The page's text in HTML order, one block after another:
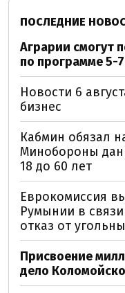
ПОСЛЕДНИЕ
Аграрии смогут
по программе 5-
Новости 6
бизнес
Кабмин обязал
Минобороны
18 до 60 лет
Еврокомиссия
Румынии в
отказ от
Присвоение
дело